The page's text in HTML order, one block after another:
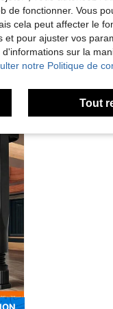
pour cadre de lit
Seulement 3
CA$112.00
de fonctionner. Vous
cela peut affecter le
et pour ajuster vos
sur la
notre Politique de
Tout